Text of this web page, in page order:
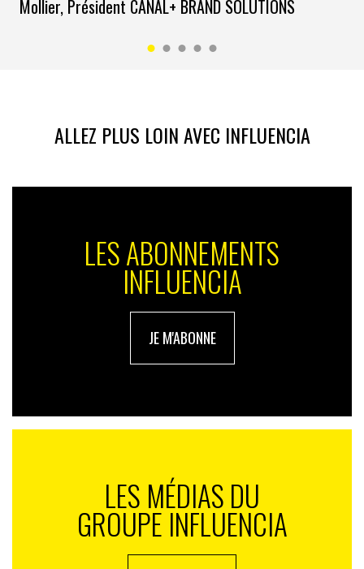
Mollier, Président CANAL+ BRAND SOLUTIONS
ALLEZ PLUS LOIN AVEC INFLUENCIA
LES ABONNEMENTS
INFLUENCIA
JE M'ABONNE
LES MÉDIAS DU
GROUPE INFLUENCIA